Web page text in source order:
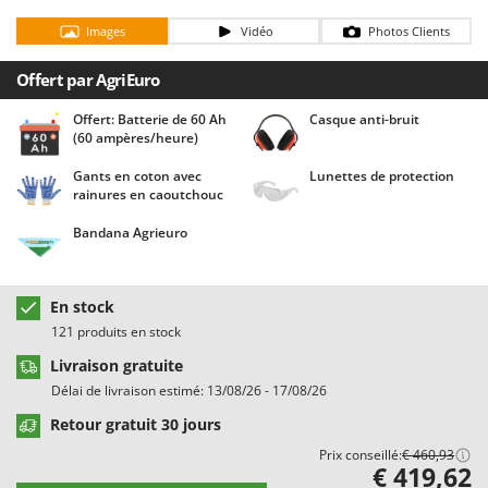
Chaudrons électriques pour polenta
Cisailles à gazon à batterie
Cisailles taille-haies manuelles
Climatiseurs
Compresseurs d'air électriques
Compresseurs pour la récolte des olives et la taille
Coupe-branches
Cultivateurs Tiller à ressorts - Extirpateurs
D
Débroussailleuses
Découpeurs plasma
Barbieri
Batavia
Benassi
Beper
Berkel
Bernardi
Besser Vacuum
Beta tools
Bissell
Black & Decker
Images Vidéo Photos Clients
Offert par AgriEuro
Offert: Batterie de 60 Ah
(60 ampères/heure)
Casque anti-bruit
Gants en coton avec
rainures en caoutchouc
Lunettes de protection
Bandana Agrieuro
En stock
121 produits en stock
Livraison gratuite
Délai de livraison estimé: 13/08/26 - 17/08/26
Retour gratuit 30 jours
Prix conseillé:€ 460,93
€ 419,62